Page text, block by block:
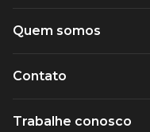
Quem somos
Contato
Trabalhe conosco